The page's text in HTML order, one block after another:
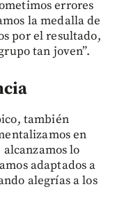
errores
la medalla de
por el resultado,
tan joven”.
también
en
lo
adaptados a
alegrías a los